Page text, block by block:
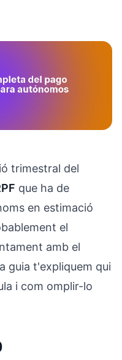
trimestral del
que ha de
en estimació
el
amb el
guia t'expliquem qui
i com omplir-lo